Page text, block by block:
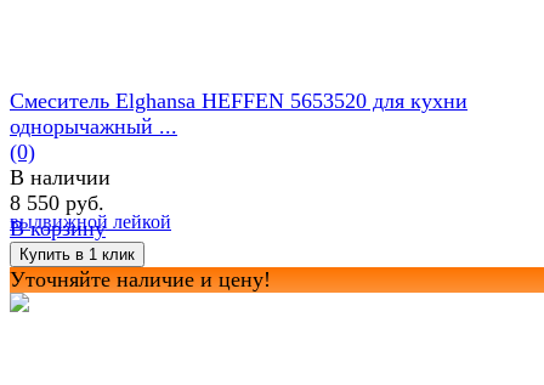
Смеситель Elghansa HEFFEN 5653520 для кухни
однорычажный ...
(0)
В наличии
8 550 руб.
В корзину
Уточняйте наличие и цену!